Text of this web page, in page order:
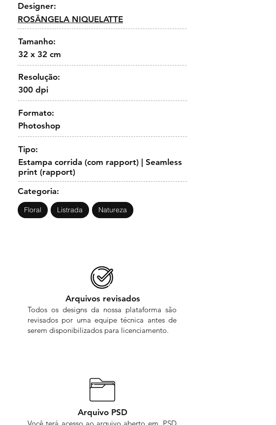
Designer:
ROSÂNGELA NIQUELATTE
Tamanho:
32 x 32 cm
Resolução:
300 dpi
Formato:
Photoshop
Tipo:
Estampa corrida (com rapport) | Seamless
print (rapport)
Categoria:
Floral Listrada Natureza
Arquivos revisados
Todos os designs da nossa plataforma são
revisados por uma equipe técnica antes de
serem disponibilizados para licenciamento.
Arquivo PSD